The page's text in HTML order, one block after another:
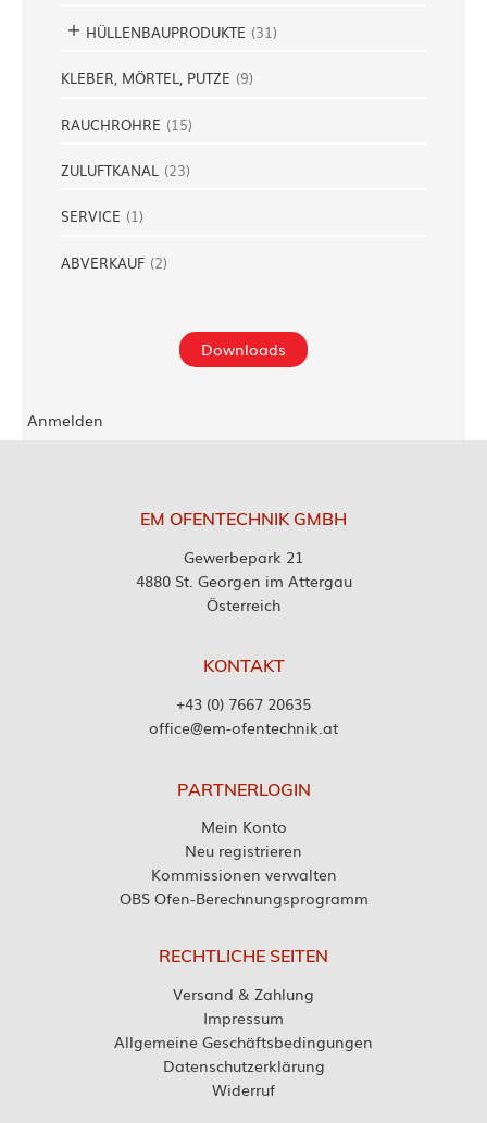
HÜLLENBAUPRODUKTE (31)
KLEBER, MÖRTEL, PUTZE (9)
RAUCHROHRE (15)
ZULUFTKANAL (23)
SERVICE (1)
ABVERKAUF (2)
Downloads
Anmelden
EM OFENTECHNIK GMBH
Gewerbepark 21
4880 St. Georgen im Attergau
Österreich
KONTAKT
+43 (0) 7667 20635
office@em-ofentechnik.at
PARTNERLOGIN
Mein Konto
Neu registrieren
Kommissionen verwalten
OBS Ofen-Berechnungsprogramm
RECHTLICHE SEITEN
Versand & Zahlung
Impressum
Allgemeine Geschäftsbedingungen
Datenschutzerklärung
Widerruf